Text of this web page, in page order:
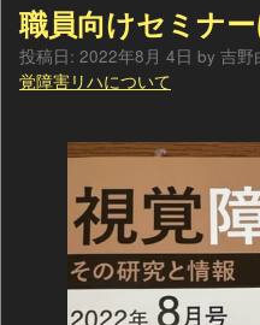
職員向けセミナー
投稿日: 2022年8月 4日 by 吉野
覚障害リハについて